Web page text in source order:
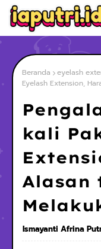
Beranda eyelash
Eyelash Extension,
kali
Alasan
Ismayanti Afrina